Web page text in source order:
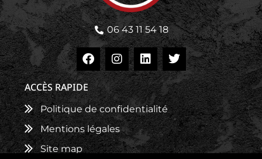
06 43 11 54 18
ACCÈS RAPIDE
Politique de confidentialité
Mentions légales
Site map